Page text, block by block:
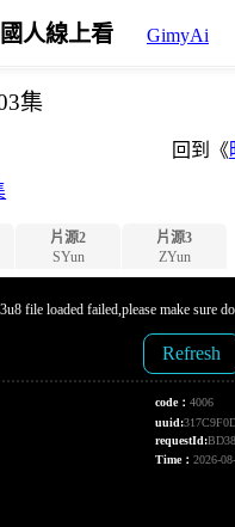
人線上看 GimyAi
集
回到《
片源2
SYun
片源3
ZYun